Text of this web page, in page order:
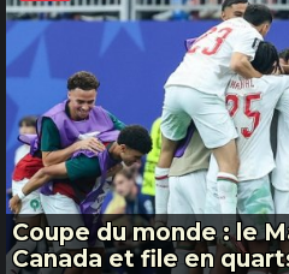
Coupe du monde : le
Canada et file en